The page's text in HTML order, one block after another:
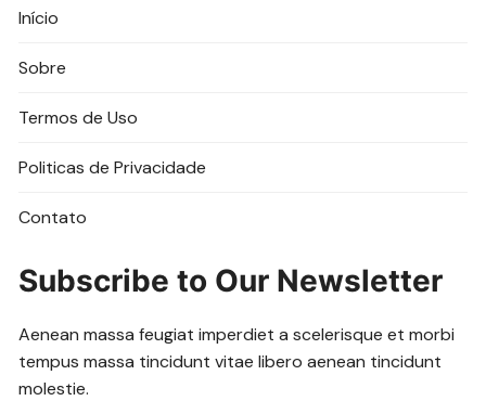
Início
Sobre
Termos de Uso
Politicas de Privacidade
Contato
Subscribe to Our Newsletter
Aenean massa feugiat imperdiet a scelerisque et morbi
tempus massa tincidunt vitae libero aenean tincidunt
molestie.